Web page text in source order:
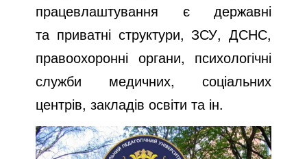
працевлаштування є державні
та приватні структури, ЗСУ, ДСНС,
правоохоронні органи, психологічні
служби медичних, соціальних
центрів, закладів освіти та ін.